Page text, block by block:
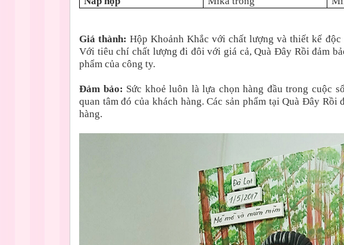
Giá thành:Hộp Khoảnh Khắc với chất lượng và thiết kế
Với tiêu chí chất lượng đi đôi với giá cả, Quà Đây Rồi đảm
phẩm của công ty.
Đảm bảo: Sức khoẻ luôn là lựa chọn hàng đầu trong cuộc
quan tâm đó của khách hàng. Các sản phẩm tại Quà Đây
hàng.